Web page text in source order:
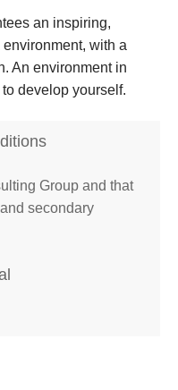
an inspiring,
with a
An environment in
develop yourself.
Group and that
secondary